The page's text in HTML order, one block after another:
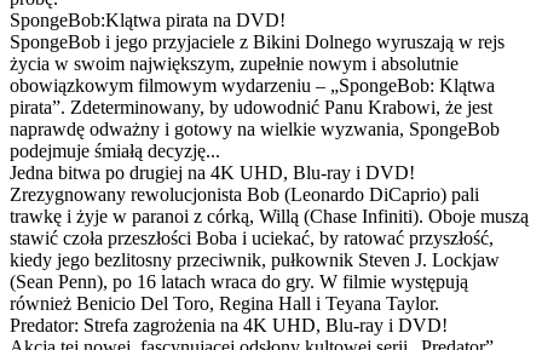
SpongeBob:Klątwa pirata na DVD!
SpongeBob i jego przyjaciele z Bikini Dolnego wyruszają w rejs
życia w swoim największym, zupełnie nowym i absolutnie
obowiązkowym filmowym wydarzeniu – „SpongeBob: Klątwa
pirata”. Zdeterminowany, by udowodnić Panu Krabowi, że jest
naprawdę odważny i gotowy na wielkie wyzwania, SpongeBob
podejmuje śmiałą decyzję...
Jedna bitwa po drugiej na 4K UHD, Blu-ray i DVD!
Zrezygnowany rewolucjonista Bob (Leonardo DiCaprio) pali
trawkę i żyje w paranoi z córką, Willą (Chase Infiniti). Oboje muszą
stawić czoła przeszłości Boba i uciekać, by ratować przyszłość,
kiedy jego bezlitosny przeciwnik, pułkownik Steven J. Lockjaw
(Sean Penn), po 16 latach wraca do gry. W filmie występują
również Benicio Del Toro, Regina Hall i Teyana Taylor.
Predator: Strefa zagrożenia na 4K UHD, Blu-ray i DVD!